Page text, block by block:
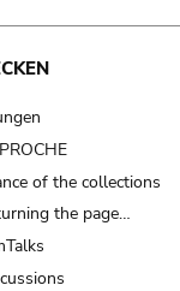
of the collections
the page…